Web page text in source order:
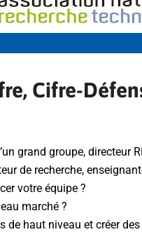
Cifre-
grand groupe, directeur
de recherche,
votre équipe ?
marché ?
de haut niveau et créer